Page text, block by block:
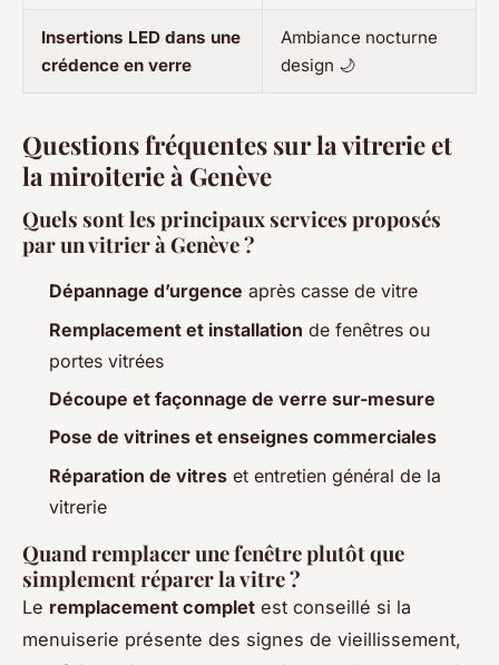
Insertions LED dans une
crédence en verre
Ambiance nocturne
design 🌙
Questions fréquentes sur la vitrerie et
la miroiterie à Genève
Quels sont les principaux services proposés
par un vitrier à Genève ?
Dépannage d’urgence après casse de vitre
Remplacement et installation de fenêtres ou
portes vitrées
Découpe et façonnage de verre sur-mesure
Pose de vitrines et enseignes commerciales
Réparation de vitres et entretien général de la
vitrerie
Quand remplacer une fenêtre plutôt que
simplement réparer la vitre ?
Le remplacement complet est conseillé si la
menuiserie présente des signes de vieillissement,